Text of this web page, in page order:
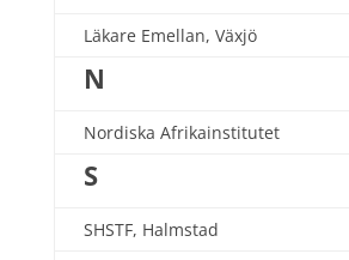
Läkare Emellan, Växjö
N
Nordiska Afrikainstitutet
S
SHSTF, Halmstad